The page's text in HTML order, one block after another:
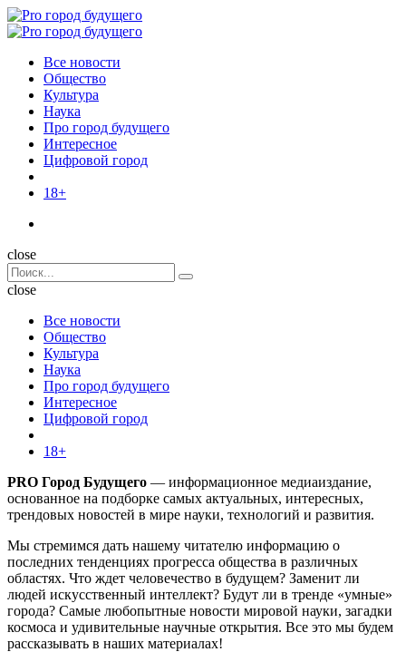
Menu
Поиск
Menu
Pro
Все новости
Общество
Культура
Наука
Про город будущего
Интересное
Цифровой город
18+
Поиск
close
Search
for:
Поиск
close
Все новости
Общество
Культура
Наука
Про город будущего
Интересное
Цифровой город
18+
PRO Город Будущего — информационное медиаиздание,
основанное на подборке самых актуальных, интересных,
трендовых новостей в мире науки, технологий и развития.
Мы стремимся дать нашему читателю информацию о
последних тенденциях прогресса общества в различных
областях. Что ждет человечество в будущем? Заменит ли
людей искусственный интеллект? Будут ли в тренде «умные»
города? Самые любопытные новости мировой науки, загадки
космоса и удивительные научные открытия. Все это мы будем
рассказывать в наших материалах!